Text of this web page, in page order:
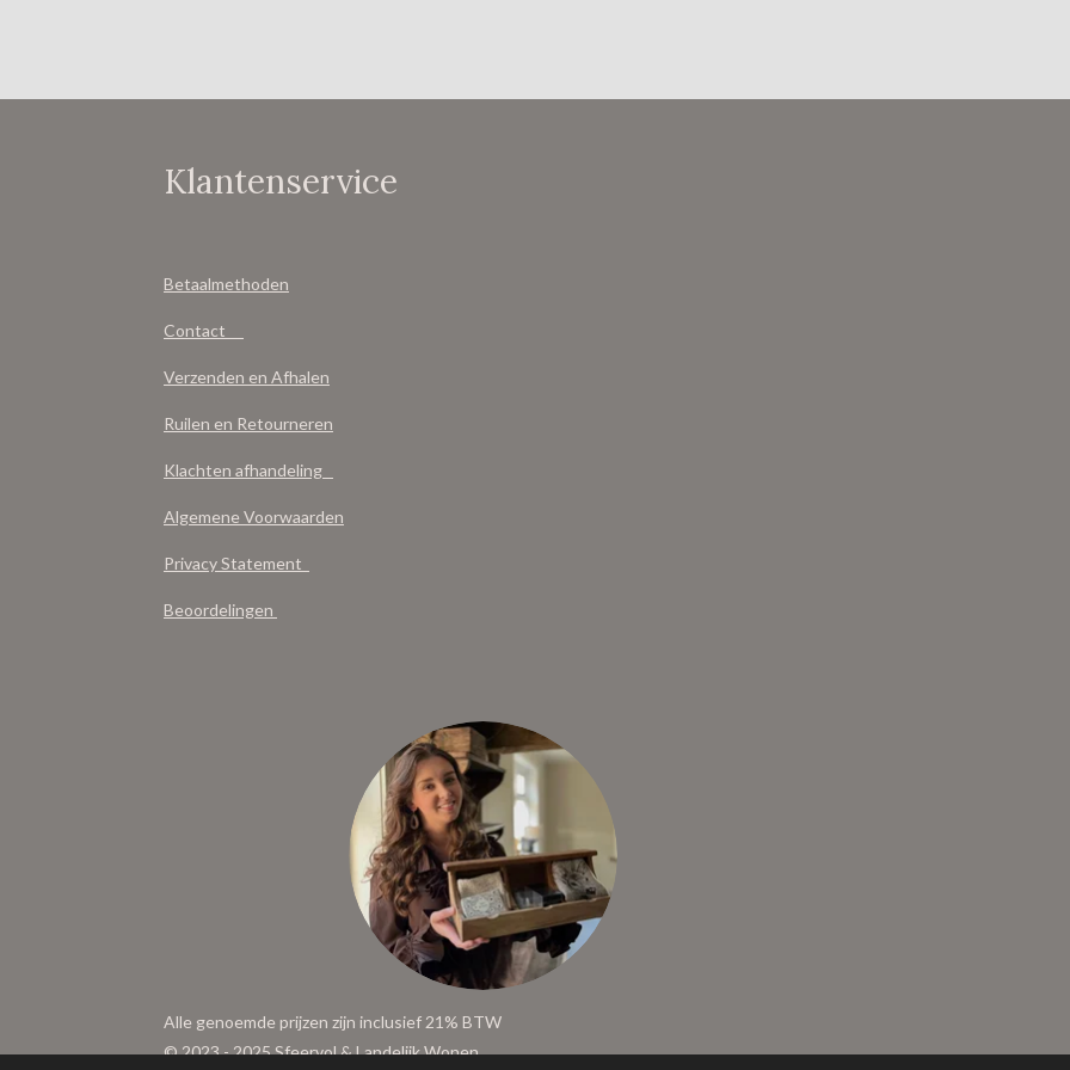
Klantenservice
Betaalmethoden
Contact
Verzenden en Afhalen
Ruilen en Retourneren
Klachten afhandeling
Algemene Voorwaarden
Privacy Statement
Beoordelingen
Alle genoemde prijzen zijn inclusief 21% BTW
© 2023 - 2025 Sfeervol & Landelijk Wonen